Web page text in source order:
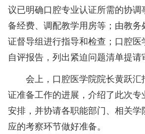
议已明确口腔专业认证所需的协
备经费、调配教学用房等；由教务
证督导组进行指导和检查；口腔
自评报告，列出紧迫问题清单提请
会上，口腔医学院院长黄跃汇
证准备工作的进展，介绍了此次
安排，并协请各职能部门、相关
应的考察环节做好准备。